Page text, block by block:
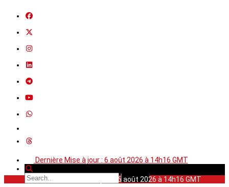
Dernière Mise à jour : 6 août 2026 à 14h16 GMT
Dernière Mise à jour : 6 août 2026 à 14h16 GMT